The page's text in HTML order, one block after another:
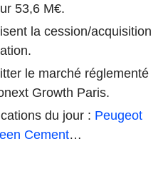
53,6 M€.
la cession/acquisition
le marché réglementé
Growth Paris.
du jour : Peugeot
Cement…